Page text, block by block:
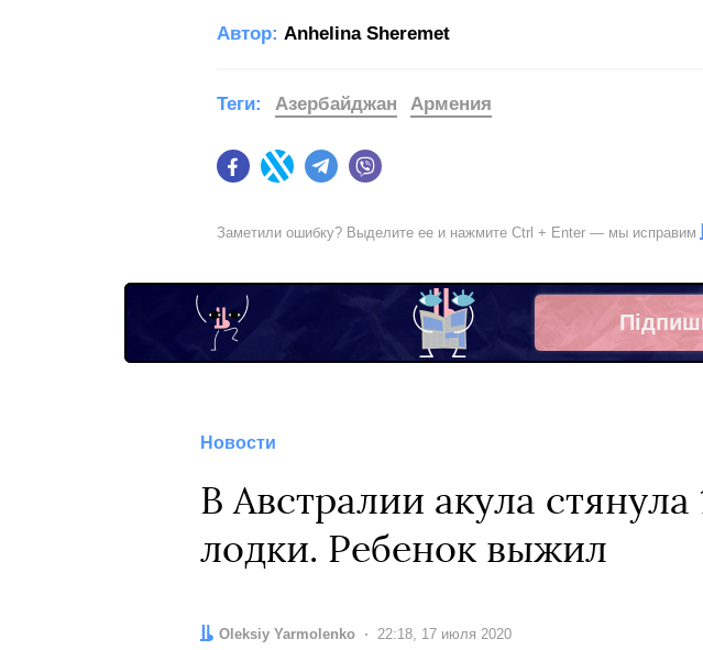
Автор: Anhelina Sheremet
FacebookTwitter Telegram
Теги: Азербайджан Армения
Заметили ошибку? Выделите ее и нажмите Ctrl + Enter — мы исправим
Новости
В Австралии акула
лодки. Ребенок выжил
Автор:
Oleksiy Yarmolenko Дата:
22:18, 17 июля 2020